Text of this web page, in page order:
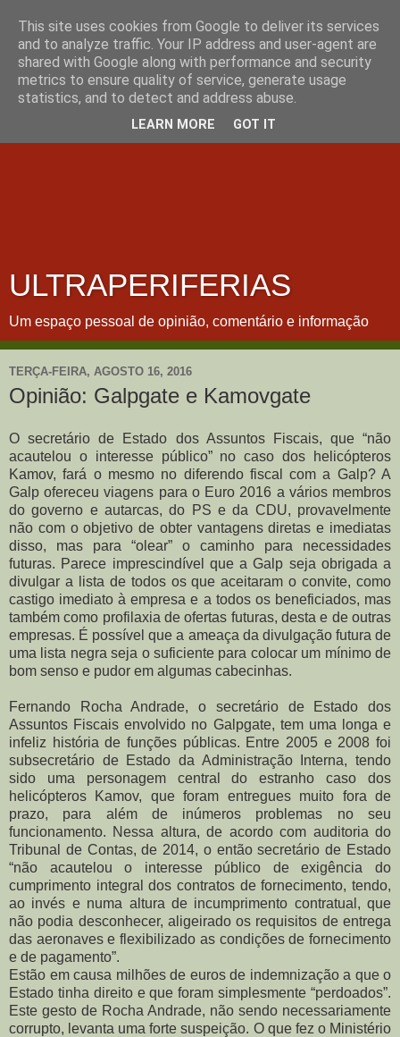
ULTRAPERIFERIAS
Um espaço pessoal de opinião, comentário e informação
TERÇA-FEIRA, AGOSTO 16, 2016
Opinião: Galpgate e Kamovgate
O secretário de Estado dos Assuntos Fiscais, que “não
acautelou o interesse público” no caso dos helicópteros
Kamov, fará o mesmo no diferendo fiscal com a Galp? A
Galp ofereceu viagens para o Euro 2016 a vários membros
do governo e autarcas, do PS e da CDU, provavelmente
não com o objetivo de obter vantagens diretas e imediatas
disso, mas para “olear” o caminho para necessidades
futuras. Parece imprescindível que a Galp seja obrigada a
divulgar a lista de todos os que aceitaram o convite, como
castigo imediato à empresa e a todos os beneficiados, mas
também como profilaxia de ofertas futuras, desta e de outras
empresas. É possível que a ameaça da divulgação futura de
uma lista negra seja o suficiente para colocar um mínimo de
bom senso e pudor em algumas cabecinhas.
Fernando Rocha Andrade, o secretário de Estado dos
Assuntos Fiscais envolvido no Galpgate, tem uma longa e
infeliz história de funções públicas. Entre 2005 e 2008 foi
subsecretário de Estado da Administração Interna, tendo
sido uma personagem central do estranho caso dos
helicópteros Kamov, que foram entregues muito fora de
prazo, para além de inúmeros problemas no seu
funcionamento. Nessa altura, de acordo com auditoria do
Tribunal de Contas, de 2014, o então secretário de Estado
“não acautelou o interesse público de exigência do
cumprimento integral dos contratos de fornecimento, tendo,
ao invés e numa altura de incumprimento contratual, que
não podia desconhecer, aligeirado os requisitos de entrega
das aeronaves e flexibilizado as condições de fornecimento
e de pagamento”.
Estão em causa milhões de euros de indemnização a que o
Estado tinha direito e que foram simplesmente “perdoados”.
Este gesto de Rocha Andrade, não sendo necessariamente
corrupto, levanta uma forte suspeição. O que fez o Ministério
This site uses cookies from Google to deliver its services
and to analyze traffic. Your IP address and user-agent are
shared with Google along with performance and security
metrics to ensure quality of service, generate usage
statistics, and to detect and address abuse.
LEARN MORE GOT IT